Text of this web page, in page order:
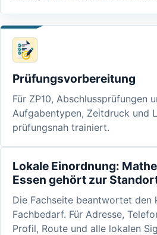
Prüfungsvorbereitung
Für ZP10, Abschlussprüfungen
Aufgabentypen, Zeitdruck und
prüfungsnah trainiert.
Lokale Einordnung:
Essen gehört zur
Die Fachseite beantwortet den
Fachbedarf. Für Adresse,
Profil, Route und alle lokalen